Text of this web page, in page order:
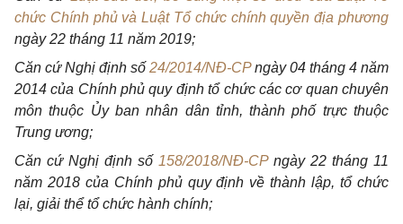
chức Chính phủ và Luật Tổ chức chính quyền địa phương
ngày 22 tháng 11 năm 2019;
Căn cứ Nghị định số 24/2014/NĐ-CPngày 04 tháng 4 năm
2014 của Chính phủ quy định tổ chức các cơ quan chuyên
môn thuộc Ủy ban nhân dân tỉnh, thành phố trực thuộc
Trung ương;
Căn cứ Nghị định số 158/2018/NĐ-CPngày 22 tháng 11
năm 2018 của Chính phủ quy định về thành lập, tổ chức
lại, giải thể tổ chức hành chính;